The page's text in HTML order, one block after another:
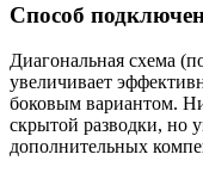
Способ
Диагональная схема
увеличивает
боковым вариантом.
скрытой разводки, но
дополнительных